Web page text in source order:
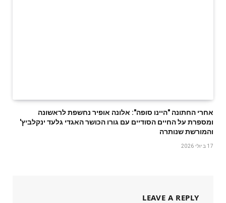
אחרי החתונה "היינו סופה": אלונה אופיר נחשפת לראשונה
ומספרת על החיים הסודיים עם גורו הכושר האגדי גלעד ינקלביץ'
והמורשת שנותרה
17 ביולי 2026
LEAVE A REPLY